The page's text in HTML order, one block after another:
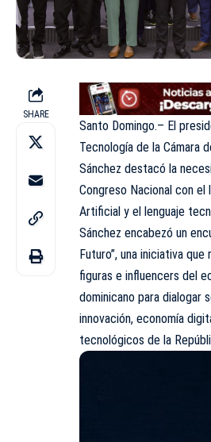
SHARE
Santo Domingo.– El
Tecnología de la Cámara
Sánchez destacó la
Congreso Nacional con
Artificial y el lenguaje
Sánchez encabezó un
Futuro”, una iniciativa
figuras e influencers del
dominicano para dialogar
innovación, economía
tecnológicos de la